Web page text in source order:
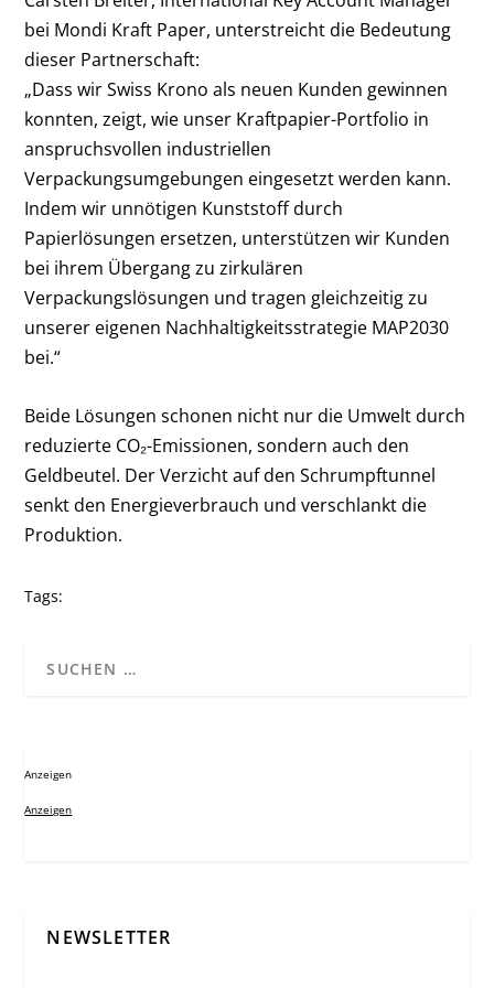
bei Mondi Kraft Paper, unterstreicht die Bedeutung
dieser Partnerschaft:
„Dass wir Swiss Krono als neuen Kunden gewinnen
konnten, zeigt, wie unser Kraftpapier-Portfolio in
anspruchsvollen industriellen
Verpackungsumgebungen eingesetzt werden kann.
Indem wir unnötigen Kunststoff durch
Papierlösungen ersetzen, unterstützen wir Kunden
bei ihrem Übergang zu zirkulären
Verpackungslösungen und tragen gleichzeitig zu
unserer eigenen Nachhaltigkeitsstrategie MAP2030
bei.“
Beide Lösungen schonen nicht nur die Umwelt durch
reduzierte CO₂-Emissionen, sondern auch den
Geldbeutel. Der Verzicht auf den Schrumpftunnel
senkt den Energieverbrauch und verschlankt die
Produktion.
Tags:
Anzeigen
Anzeigen
NEWSLETTER